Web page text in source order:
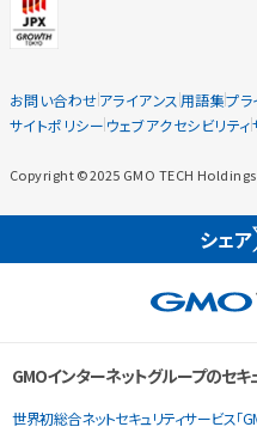
お問い合わせアライアンス 用語集プラ
サイトポリシー ウェブアクセシビリティ
Copyright ©2025 GMO TECH
シェア
GMOインターネットグループのセキ
世界初総合ネットセキュリティサービス「